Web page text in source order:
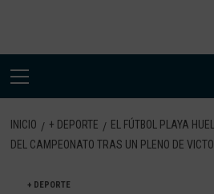
Menú
INICIO + DEPORTE
EL FÚTBOL PLAYA
DEL CAMPEONATO TRAS UN PLENO DE
+ DEPORTE